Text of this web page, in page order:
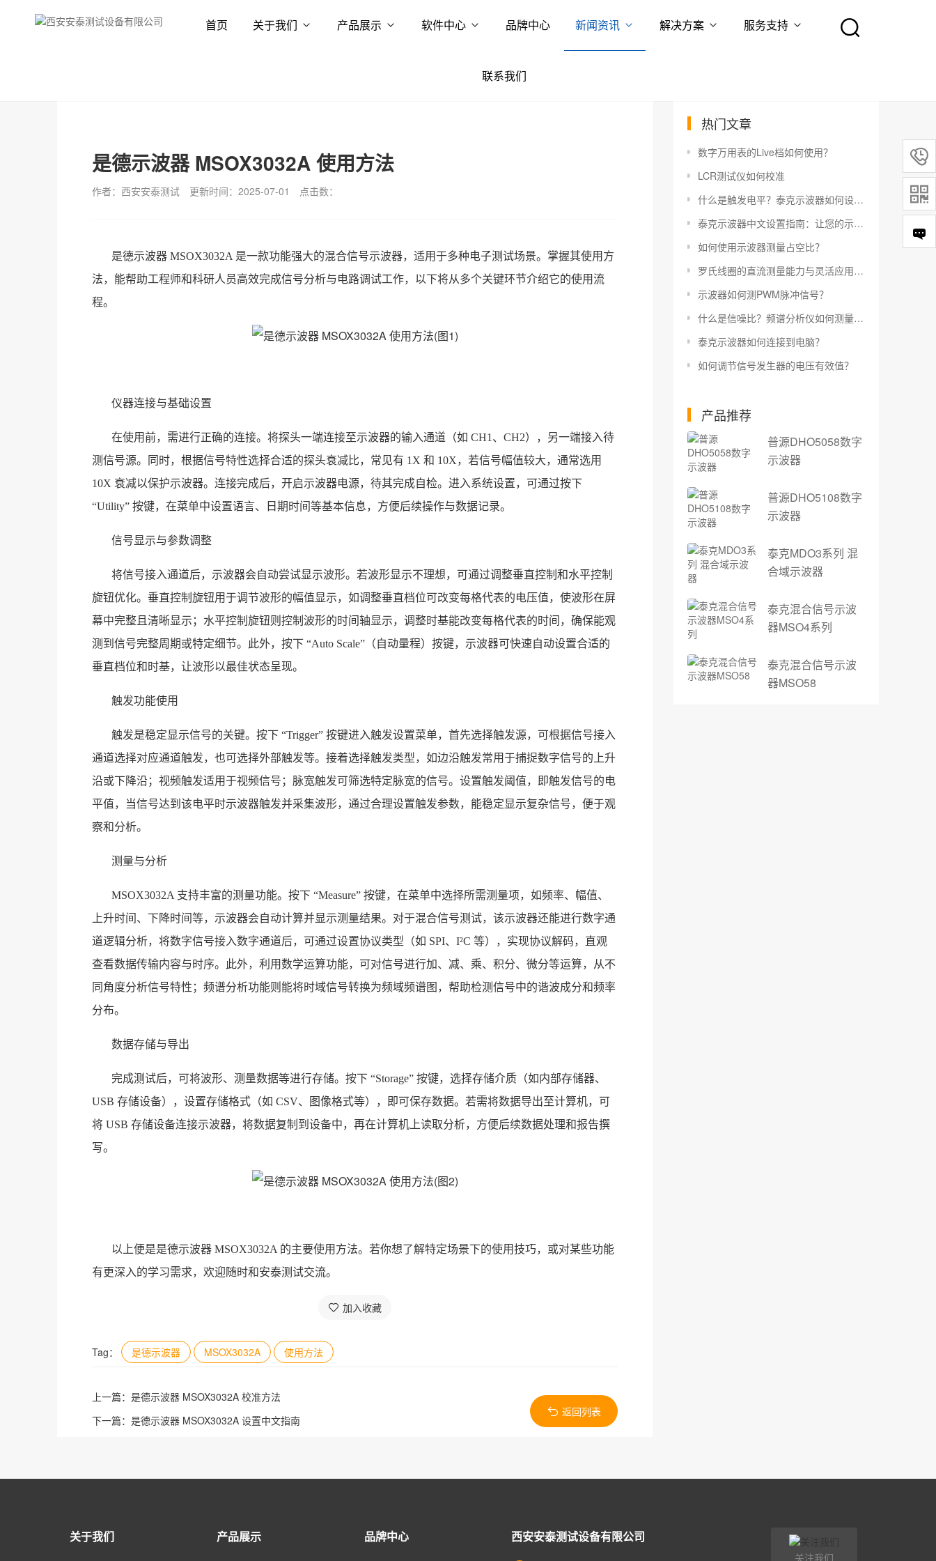
首页 关于我们 产品展示 软件中心 品牌中心 新闻资讯 解决方案 服务支持
联系我们
是德示波器 MSOX3032A 使用方法
作者：西安安泰测试 更新时间：2025-07-01 点击数：
是德示波器 MSOX3032A 是一款功能强大的混合信号示波器，适用于多种电子测试场景。掌握其使用方
法，能帮助工程师和科研人员高效完成信号分析与电路调试工作，以下将从多个关键环节介绍它的使用流
程。
仪器连接与基础设置
在使用前，需进行正确的连接。将探头一端连接至示波器的输入通道（如 CH1、CH2），另一端接入待
测信号源。同时，根据信号特性选择合适的探头衰减比，常见有 1X 和 10X，若信号幅值较大，通常选用
10X 衰减以保护示波器。连接完成后，开启示波器电源，待其完成自检。进入系统设置，可通过按下
“Utility” 按键，在菜单中设置语言、日期时间等基本信息，方便后续操作与数据记录。
信号显示与参数调整
将信号接入通道后，示波器会自动尝试显示波形。若波形显示不理想，可通过调整垂直控制和水平控制
旋钮优化。垂直控制旋钮用于调节波形的幅值显示，如调整垂直档位可改变每格代表的电压值，使波形在屏
幕中完整且清晰显示；水平控制旋钮则控制波形的时间轴显示，调整时基能改变每格代表的时间，确保能观
测到信号完整周期或特定细节。此外，按下 “Auto Scale”（自动量程）按键，示波器可快速自动设置合适的
垂直档位和时基，让波形以最佳状态呈现。
触发功能使用
触发是稳定显示信号的关键。按下 “Trigger” 按键进入触发设置菜单，首先选择触发源，可根据信号接入
通道选择对应通道触发，也可选择外部触发等。接着选择触发类型，如边沿触发常用于捕捉数字信号的上升
沿或下降沿；视频触发适用于视频信号；脉宽触发可筛选特定脉宽的信号。设置触发阈值，即触发信号的电
平值，当信号达到该电平时示波器触发并采集波形，通过合理设置触发参数，能稳定显示复杂信号，便于观
察和分析。
测量与分析
MSOX3032A 支持丰富的测量功能。按下 “Measure” 按键，在菜单中选择所需测量项，如频率、幅值、
上升时间、下降时间等，示波器会自动计算并显示测量结果。对于混合信号测试，该示波器还能进行数字通
道逻辑分析，将数字信号接入数字通道后，可通过设置协议类型（如 SPI、I²C 等），实现协议解码，直观
查看数据传输内容与时序。此外，利用数学运算功能，可对信号进行加、减、乘、积分、微分等运算，从不
同角度分析信号特性；频谱分析功能则能将时域信号转换为频域频谱图，帮助检测信号中的谐波成分和频率
分布。
数据存储与导出
完成测试后，可将波形、测量数据等进行存储。按下 “Storage” 按键，选择存储介质（如内部存储器、
USB 存储设备），设置存储格式（如 CSV、图像格式等），即可保存数据。若需将数据导出至计算机，可
将 USB 存储设备连接示波器，将数据复制到设备中，再在计算机上读取分析，方便后续数据处理和报告撰
写。
以上便是是德示波器 MSOX3032A 的主要使用方法。若你想了解特定场景下的使用技巧，或对某些功能
有更深入的学习需求，欢迎随时和安泰测试交流。
加入收藏
Tag： 是德示波器 MSOX3032A 使用方法
上一篇： 是德示波器 MSOX3032A 校准方法
下一篇： 是德示波器 MSOX3032A 设置中文指南
返回列表
热门文章
数字万用表的Live档如何使用？
LCR测试仪如何校准
什么是触发电平？泰克示波器如何设置触发电平？
泰克示波器中文设置指南：让您的示波器更易于使用
如何使用示波器测量占空比？
罗氏线圈的直流测量能力与灵活应用指南
示波器如何测PWM脉冲信号？
什么是信噪比？频谱分析仪如何测量信噪比？
泰克示波器如何连接到电脑？
如何调节信号发生器的电压有效值？
产品推荐
普源DHO5058数字
示波器
普源DHO5108数字
示波器
泰克MDO3系列 混
合域示波器
泰克混合信号示波
器MSO4系列
泰克混合信号示波
器MSO58
关于我们 产品展示 品牌中心 西安安泰测试设备有限公司
关注我们

